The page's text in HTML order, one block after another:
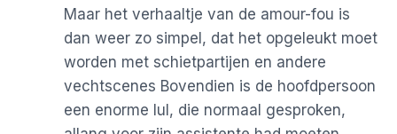
Maar het verhaaltje van de amour-fou is
dan weer zo simpel, dat het opgeleukt moet
worden met schietpartijen en andere
vechtscenes Bovendien is de hoofdpersoon
een enorme lul, die normaal gesproken,